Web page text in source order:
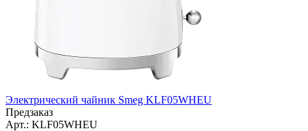
Электрический чайник Smeg KLF05WHEU
Предзаказ
Арт.: KLF05WHEU